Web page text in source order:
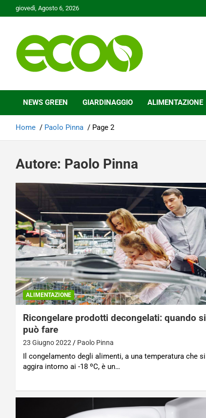
to
giovedì, Agosto 6, 2026
Ecoo.it
NEWS GREEN GIARDINAGGIO ALIMENTAZIONE
Home Paolo Pinna Page 2
Autore: Paolo Pinna
ALIMENTAZIONE
Ricongelare prodotti decongelati: quando si
può fare
23 Giugno 2022 Paolo Pinna
Il congelamento degli alimenti, a una temperatura che si
aggira intorno ai -18 ºC, è un…